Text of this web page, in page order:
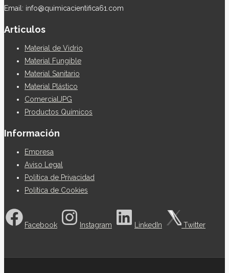
Email: info@quimicacientifica61.com
Articulos
Material de Vidrio
Material Fungible
Material Sanitario
Material Plástico
ComercialJPG
Productos Químicos
Información
Empresa
Aviso Legal
Política de Privacidad
Política de Cookies
Facebook Instagram LinkedIn Twitter